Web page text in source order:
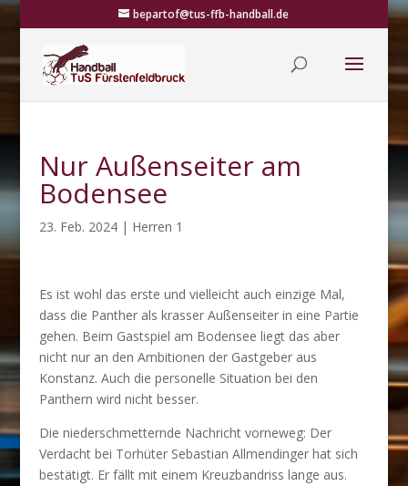
bepartof@tus-ffb-handball.de
Nur Außenseiter am
Bodensee
23. Feb. 2024| Herren 1
Es ist wohl das erste und vielleicht auch einzige Mal,
dass die Panther als krasser Außenseiter in eine Partie
gehen. Beim Gastspiel am Bodensee liegt das aber
nicht nur an den Ambitionen der Gastgeber aus
Konstanz. Auch die personelle Situation bei den
Panthern wird nicht besser.
Die niederschmetternde Nachricht vorneweg: Der
Verdacht bei Torhüter Sebastian Allmendinger hat sich
bestätigt. Er fällt mit einem Kreuzbandriss lange aus.